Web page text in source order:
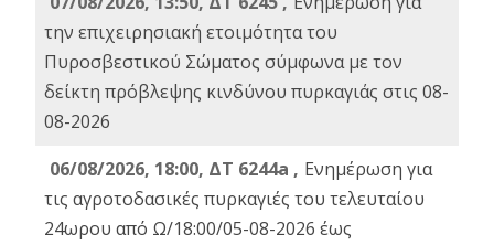
την επιχειρησιακή ετοιμότητα του
Πυροσβεστικού Σώματος σύμφωνα με τον
δείκτη πρόβλεψης κινδύνου πυρκαγιάς στις 08-
08-2026
06/08/2026, 18:00, ΔΤ 6244a , Ενημέρωση για
τις αγροτοδασικές πυρκαγιές του τελευταίου
24ωρου από Ω/18:00/05-08-2026 έως